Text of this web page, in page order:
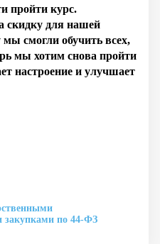
пройти курс.
скидку для нашей
смогли обучить всех,
мы хотим снова пройти
настроение и улучшает
по 44‑ФЗ